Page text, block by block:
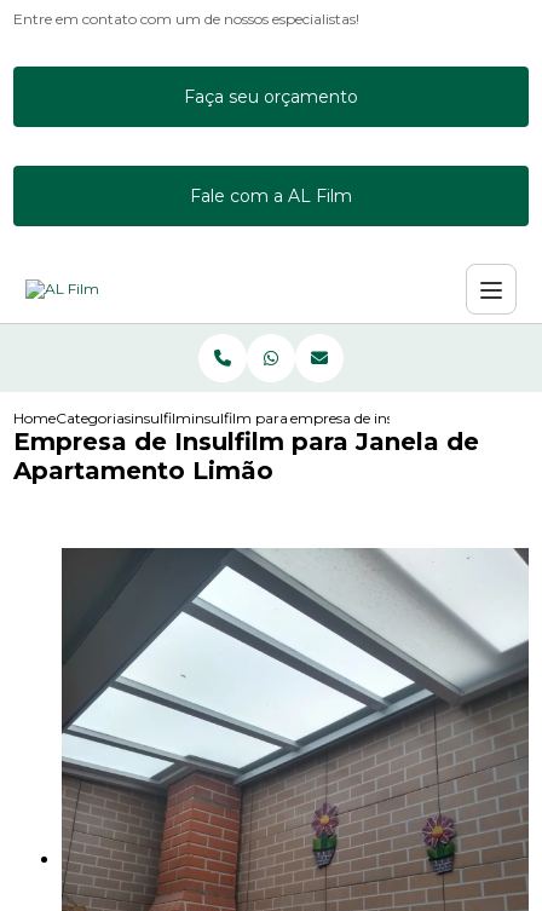
Entre em contato com um de nossos especialistas!
Faça seu orçamento
Fale com a AL Film
HomeCategoriasinsulfilminsulfilm para janela de apartamento
empresa de insulfilm para janela
Empresa de Insulfilm para Janela de
Apartamento Limão